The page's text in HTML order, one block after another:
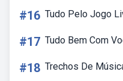
#16 Tudo Pelo Jogo
#17 Tudo Bem Com
#18 Trechos De